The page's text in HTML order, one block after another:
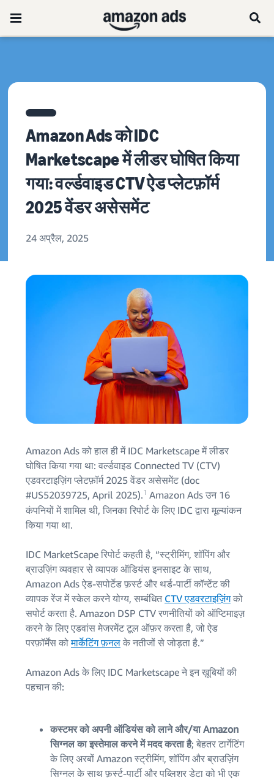
Amazon Ads को IDC
Marketscape में लीडर घोषित किया
गया: वर्ल्डवाइड CTV ऐड प्लेटफ़ॉर्म
2025 वेंडर असेसमेंट
24 अप्रैल, 2025
Amazon Ads को हाल ही में IDC Marketscape में लीडर
घोषित किया गया था: वर्ल्डवाइड Connected TV (CTV)
एडवरटाइज़िंग प्लेटफ़ॉर्म 2025 वेंडर असेसमेंट (doc
#US52039725, April 2025).1 Amazon Ads उन 16
कंपनियों में शामिल थी, जिनका रिपोर्ट के लिए IDC द्वारा मूल्यांकन
किया गया था.
IDC MarketScape रिपोर्ट कहती है, “स्ट्रीमिंग, शॉपिंग और
ब्राउज़िंग व्यवहार से व्यापक ऑडियंस इनसाइट के साथ,
Amazon Ads ऐड-सपोर्टेड फ़र्स्ट और थर्ड-पार्टी कॉन्टेंट की
व्यापक रेंज में स्केल करने योग्य, सम्बंधित CTV एडवरटाइज़िंगको
सपोर्ट करता है. Amazon DSP CTV रणनीतियों को ऑप्टिमाइज़
करने के लिए एडवांस मेजरमेंट टूल ऑफ़र करता है, जो ऐड
परफ़ॉर्मेंस कोमार्केटिंग फ़नल के नतीजों से जोड़ता है.”
Amazon Ads के लिए IDC Marketscape ने इन ख़ूबियों की
पहचान की:
कस्टमर को अपनी ऑडियंस को लाने और/या Amazon
सिग्नल का इस्तेमाल करने में मदद करता है; बेहतर टार्गेटिंग
के लिए अरबों Amazon स्ट्रीमिंग, शॉपिंग और ब्राउज़िंग
सिग्नल के साथ फ़र्स्ट-पार्टी और पब्लिशर डेटा को भी एक